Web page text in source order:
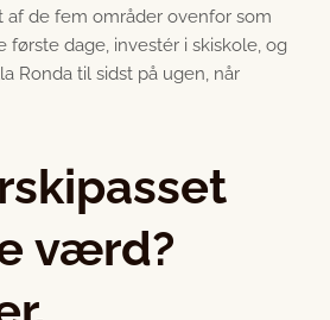
de fem områder ovenfor som
første dage, investér i skiskole, og
Ronda til sidst på ugen, når
værd?